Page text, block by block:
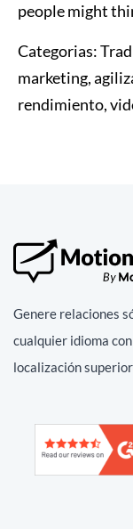
people might
Categorias:
marketing,
rendimiento,
Genere relaciones
cualquier idioma
localización superior